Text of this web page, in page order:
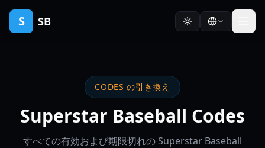
S SB
CODES の引き換え
Superstar Baseball Codes
すべての有効および期限切れの Superstar Baseball